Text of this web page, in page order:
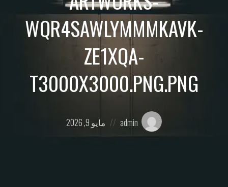
WQR4SAWLYMMMKAVK-
ZE1XQA-
T3000X3000.PNG.PNG
Posted
by:
admin
on
مايو 9, 2026